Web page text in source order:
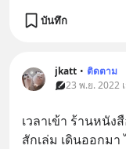
บันทึก
jkatt • ติดตาม
23 พ.ย. 2022
เวลาเข้า ร้านหนัง
สักเล่ม เดินออกม